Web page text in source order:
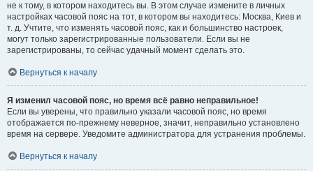
не к тому, в котором находитесь вы. В этом случае измените в личных
настройках часовой пояс на тот, в котором вы находитесь: Москва, Киев и
т. д. Учтите, что изменять часовой пояс, как и большинство настроек,
могут только зарегистрированные пользователи. Если вы не
зарегистрированы, то сейчас удачный момент сделать это.
Вернуться к началу
Я изменил часовой пояс, но время всё равно неправильное!
Если вы уверены, что правильно указали часовой пояс, но время
отображается по-прежнему неверное, значит, неправильно установлено
время на сервере. Уведомите администратора для устранения проблемы.
Вернуться к началу